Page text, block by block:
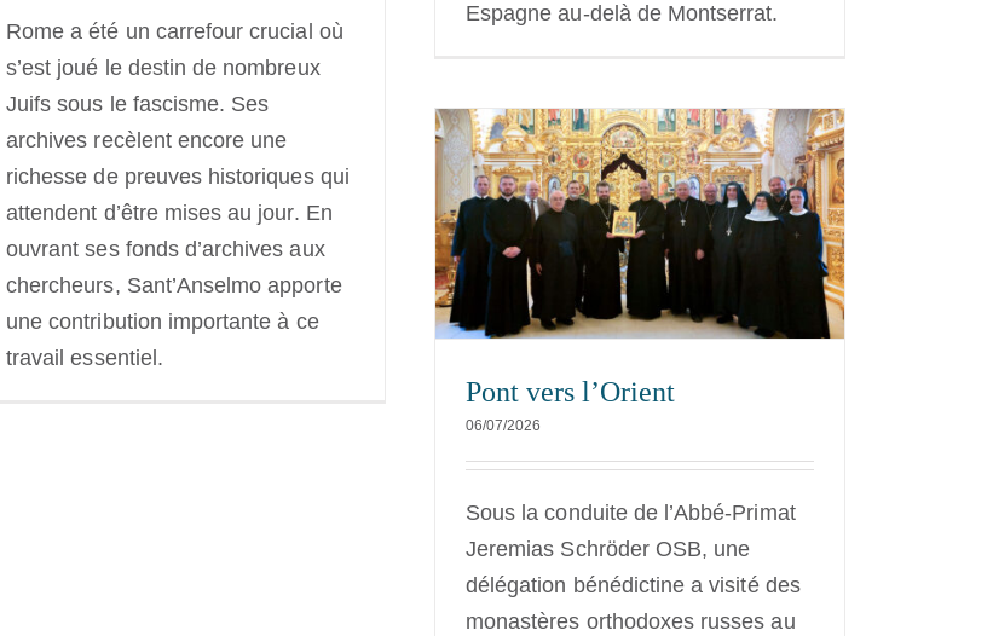
Espagne au-delà de Montserrat.
Rome a été un carrefour crucial où
s’est joué le destin de nombreux
Juifs sous le fascisme. Ses
archives recèlent encore une
richesse de preuves historiques qui
attendent d’être mises au jour. En
ouvrant ses fonds d’archives aux
chercheurs, Sant’Anselmo apporte
une contribution importante à ce
travail essentiel.
Pont vers l’Orient
Pont vers l’Orient
06/07/2026
Sous la conduite de l’Abbé-Primat
Jeremias Schröder OSB, une
délégation bénédictine a visité des
monastères orthodoxes russes au